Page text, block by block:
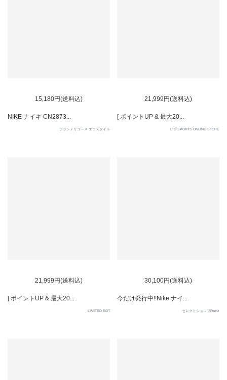
15,180円(送料込)
NIKE ナイキ CN2873...
ブランドリユース エコスタイル
21,999円(送料込)
[ ポイントUP & 最大20...
LTD SPORTS ONLINE STORE
21,999円(送料込)
[ ポイントUP & 最大20...
LIMITED EDT
30,100円(送料込)
今だけ発行中!!Nike ナイ...
セレクトショップFrenz